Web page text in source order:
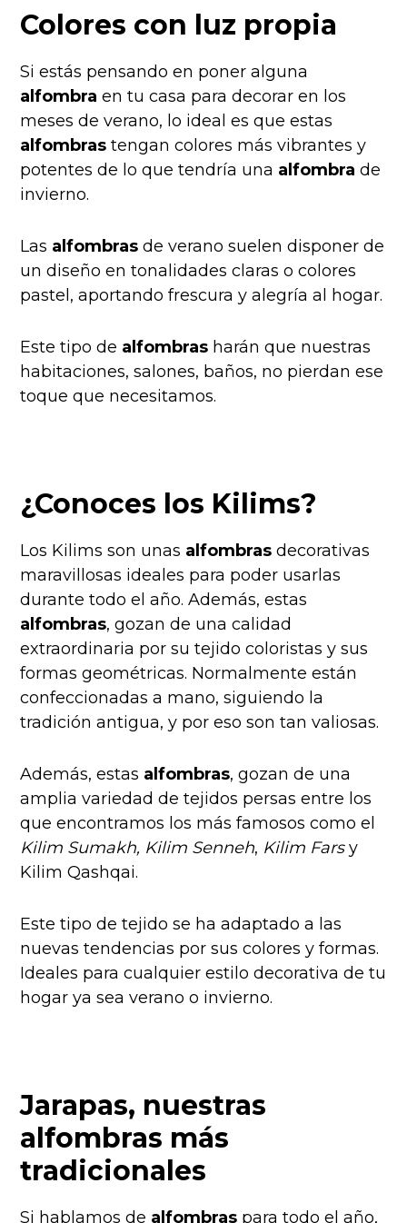
Colores con luz propia
Si estás pensando en poner alguna
alfombra en tu casa para decorar en los
meses de verano, lo ideal es que estas
alfombras tengan colores más vibrantes y
potentes de lo que tendría una alfombra de
invierno.
Las alfombras de verano suelen disponer de
un diseño en tonalidades claras o colores
pastel , aportando frescura y alegría al hogar.
Este tipo de alfombras harán que nuestras
habitaciones, salones, baños, no pierdan ese
toque que necesitamos.
¿Conoces los Kilims?
Los Kilims son unas alfombras decorativas
maravillosas ideales para poder usarlas
durante todo el año. Además, estas
alfombras, gozan de una calidad
extraordinaria por su tejido coloristas y sus
formas geométricas. Normalmente están
confeccionadas a mano, siguiendo la
tradición antigua, y por eso son tan valiosas.
Además, estas alfombras, gozan de una
amplia variedad de tejidos persas entre los
que encontramos los más famosos como el
Kilim Sumakh, Kilim Senneh, Kilim Farsy
Kilim Qashqai.
Este tipo de tejido se ha adaptado a las
nuevas tendencias por sus colores y formas.
Ideales para cualquier estilo decorativa de tu
hogar ya sea verano o invierno.
Jarapas, nuestras
alfombras más
tradicionales
Si hablamos de alfombras para todo el año,